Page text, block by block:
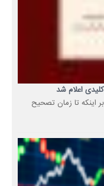
اینکه تا زمان تصحیح